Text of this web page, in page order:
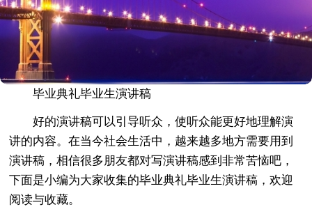
毕业典礼毕业生演讲稿
好的演讲稿可以引导听众，使听众能更好地理解演
讲的内容。在当今社会生活中，越来越多地方需要用到
演讲稿，相信很多朋友都对写演讲稿感到非常苦恼吧，
下面是小编为大家收集的毕业典礼毕业生演讲稿，欢迎
阅读与收藏。